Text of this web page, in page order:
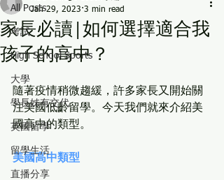
All Posts
考試
High School Sports
大學
學長姊有交代
英國留學
留學生活
直播分享
家長必讀|如何選擇適合我
孩子的高中？
Jan 29, 2023 3 min read
隨著疫情稍微趨緩，許多家長又開始關
注美國低齡留學。今天我們就來介紹美
國高中的類型。
美國高中類型